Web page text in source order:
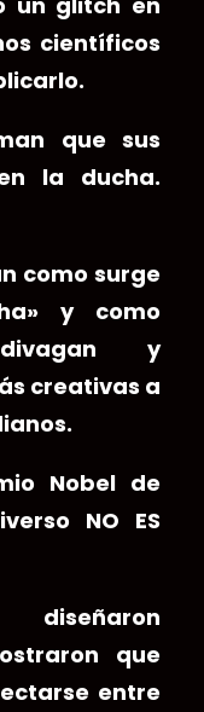
científicos
que sus
la ducha.
como surge
y como
y
creativas a
Nobel de
NO ES
que
entre